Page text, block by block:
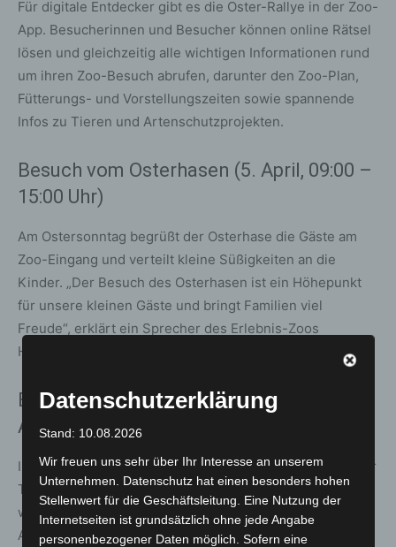
Für digitale Entdecker gibt es die Oster-Rallye in der Zoo-
App. Besucherinnen und Besucher können online Rätsel
lösen und gleichzeitig alle wichtigen Informationen rund
um ihren Zoo-Besuch abrufen, darunter den Zoo-Plan,
Fütterungs- und Vorstellungszeiten sowie spannende
Infos zu Tieren und Artenschutzprojekten.
Besuch vom Osterhasen (5. April, 09:00 –
15:00 Uhr)
Am Ostersonntag begrüßt der Osterhase die Gäste am
Zoo-Eingang und verteilt kleine Süßigkeiten an die
Kinder. „Der Besuch des Osterhasen ist ein Höhepunkt
für unsere kleinen Gäste und bringt Familien viel
Freude“, erklärt ein Sprecher des Erlebnis-Zoos
Hannover.
Bastelaktionen und Kinderschminken (5.
April, 11:00 – 16:00 Uhr)
In der Dorfschule auf dem Zoo-Bauernhof können Kinder
Tierfiguren basteln und sich beim Kinderschminken in
wilde oder fantasievolle Tiere verwandeln lassen. Die
Aktivitäten bieten kreativen Spaß für Kinder jeden Alters.
Datenschutzerklärung
Stand: 10.08.2026
Wir freuen uns sehr über Ihr Interesse an unserem
Unternehmen. Datenschutz hat einen besonders hohen
Stellenwert für die Geschäftsleitung. Eine Nutzung der
Internetseiten ist grundsätzlich ohne jede Angabe
personenbezogener Daten möglich. Sofern eine